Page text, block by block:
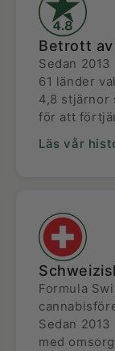
Betrott
Sedan
61 länder
4,8 stjärnor
för att
Läs vår
Formula
Sedan
med